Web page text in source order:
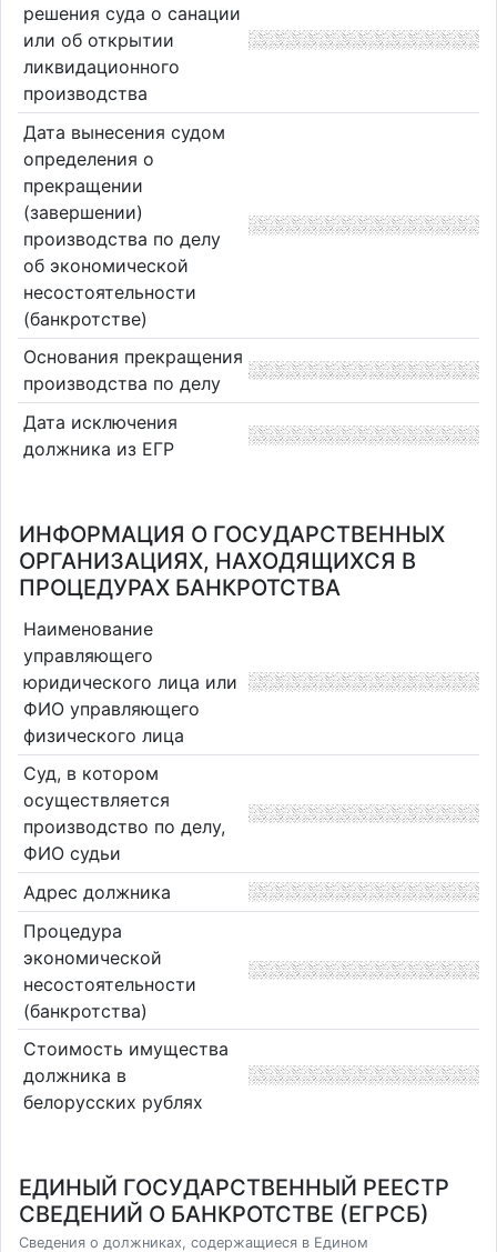
решения суда о санации
или об открытии
ликвидационного
производства
Дата вынесения судом
определения о
прекращении
(завершении)
производства по делу
об экономической
несостоятельности
(банкротстве)
Основания прекращения
производства по делу
Дата исключения
должника из ЕГР
ИНФОРМАЦИЯ О ГОСУДАРСТВЕННЫХ
ОРГАНИЗАЦИЯХ, НАХОДЯЩИХСЯ В
ПРОЦЕДУРАХ БАНКРОТСТВА
Наименование
управляющего
юридического лица или
ФИО управляющего
физического лица
Суд, в котором
осуществляется
производство по делу,
ФИО судьи
Адрес должника
Процедура
экономической
несостоятельности
(банкротства)
Стоимость имущества
должника в
белорусских рублях
ЕДИНЫЙ ГОСУДАРСТВЕННЫЙ РЕЕСТР
СВЕДЕНИЙ О БАНКРОТСТВЕ (ЕГРСБ)
Сведения о должниках, содержащиеся в Едином